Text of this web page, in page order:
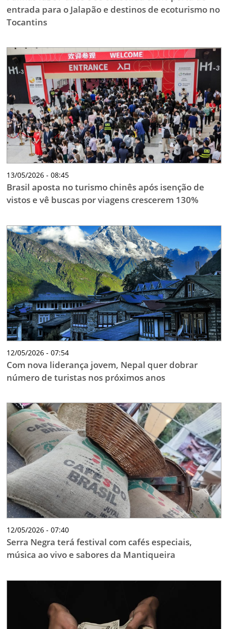
entrada para o Jalapão e destinos de ecoturismo no
Tocantins
13/05/2026 - 08:45
Brasil aposta no turismo chinês após isenção de
vistos e vê buscas por viagens crescerem 130%
12/05/2026 - 07:54
Com nova liderança jovem, Nepal quer dobrar
número de turistas nos próximos anos
12/05/2026 - 07:40
Serra Negra terá festival com cafés especiais,
música ao vivo e sabores da Mantiqueira